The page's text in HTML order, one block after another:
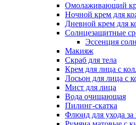
Омолаживающий
Ночной крем для
Дневной крем для
Солнцезащитные
Эссенция
Макияж
Скраб для тела
Крем для лица с
Лосьон для лица с
Мист для лица
Вода очищающая
Пилинг-скатка
Флюид для ухода за